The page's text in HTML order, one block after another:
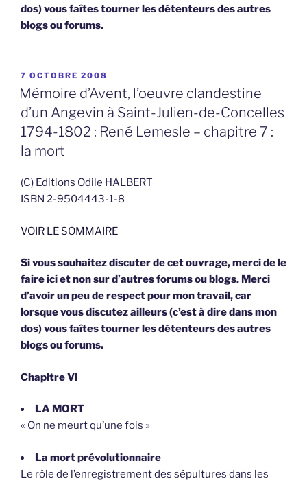
dos) vous faîtes tourner les détenteurs des autres
blogs ou forums.
PUBLIÉ
LE
7 OCTOBRE 2008
Mémoire d’Avent, l’oeuvre clandestine
d’un Angevin à Saint-Julien-de-Concelles
1794-1802 : René Lemesle – chapitre 7 :
la mort
(C) Editions Odile HALBERT
ISBN 2-9504443-1-8
VOIR LE SOMMAIRE
Si vous souhaitez discuter de cet ouvrage, merci de le
faire ici et non sur d’autres forums ou blogs. Merci
d’avoir un peu de respect pour mon travail, car
lorsque vous discutez ailleurs (c’est à dire dans mon
dos) vous faîtes tourner les détenteurs des autres
blogs ou forums.
Chapitre VI
LA MORT
« On ne meurt qu’une fois »
La mort prévolutionnaire
Le rôle de l’enregistrement des sépultures dans les